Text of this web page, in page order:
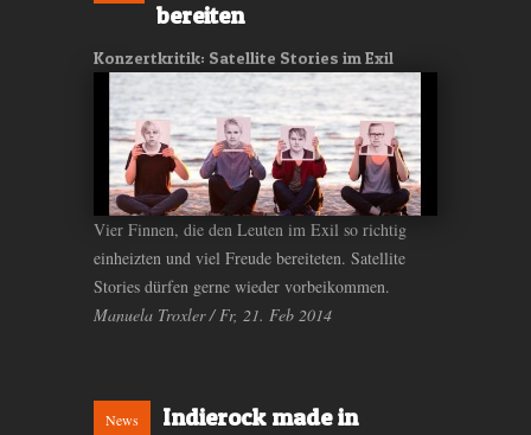
bereiten
Konzertkritik: Satellite Stories im Exil
Vier Finnen, die den Leuten im Exil so richtig
einheizten und viel Freude bereiteten. Satellite
Stories dürfen gerne wieder vorbeikommen.
Manuela Troxler / Fr, 21. Feb 2014
News
Indierock made in